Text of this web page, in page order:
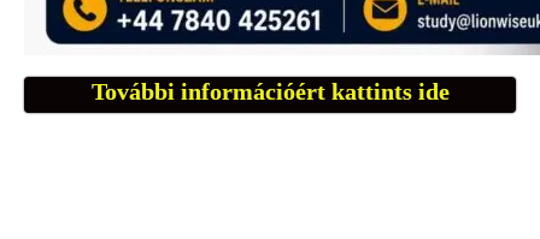
További információért kattints ide